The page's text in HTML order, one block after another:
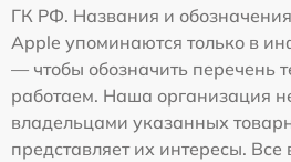
ГК РФ. Названия и
Apple упоминаются только в
— чтобы обозначить перечень
работаем. Наша организация
владельцами указанных
представляет их интересы.